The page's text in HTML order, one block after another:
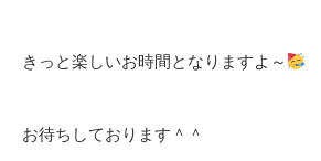
きっと楽しいお時間となりますよ～
お待ちしております＾＾